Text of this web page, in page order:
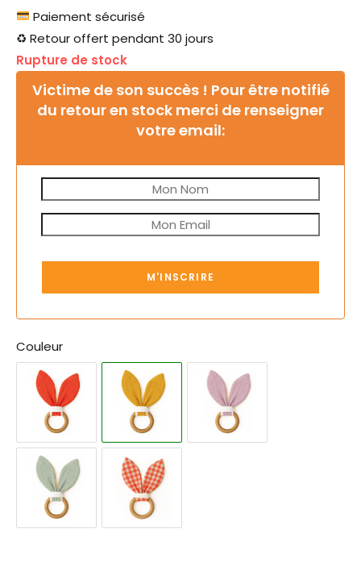
Paiement sécurisé
♻ Retour offert pendant 30 jours
Rupture de stock
Victime de son succès ! Pour être notifié
du retour en stock merci de renseigner
votre email:
M'INSCRIRE
Couleur